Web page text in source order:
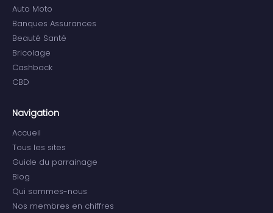
Auto Moto
Banques Assurances
Beauté Santé
Bricolage
Cashback
CBD
Navigation
Accueil
Tous les sites
Guide du parrainage
Blog
Qui sommes-nous
Nos membres en chiffres